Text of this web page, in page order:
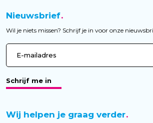
Wij helpen je graag verder
Nieuwsbrief
Wil je niets missen? Schrijf je in voor onze
Schrijf me in